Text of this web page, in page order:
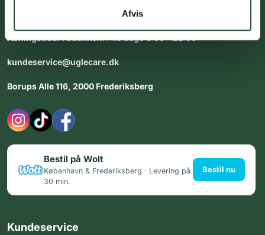
Afvis
Åbningstider i butikken:Alle dage 8:00 - 22:00
kundeservice@uglecare.dk
Borups Alle 116, 2000 Frederiksberg
Bestil på Wolt
København & Frederiksberg · Levering på
30 min.
Bestil nu
Kundeservice